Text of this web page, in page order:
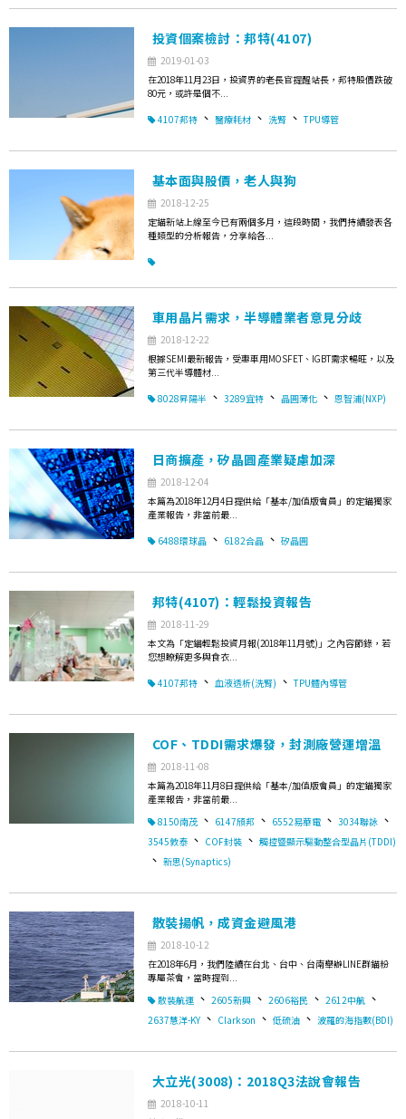
投資個案檢討：邦特(4107)
2019-01-03
在2018年11月23日，投資界的老長官提醒站長，邦特股價跌破
80元，或許是個不...
4107邦特 、 醫療耗材 、 洗腎 、 TPU導管
基本面與股價，老人與狗
2018-12-25
定錨新站上線至今已有兩個多月，這段時間，我們持續發表各
種類型的分析報告，分享給各...
車用晶片需求，半導體業者意見分歧
2018-12-22
根據SEMI最新報告，受惠車用MOSFET、IGBT需求暢旺，以及
第三代半導體材...
8028昇陽半 、 3289宜特 、 晶圓薄化 、 恩智浦(NXP)
日商擴產，矽晶圓產業疑慮加深
2018-12-04
本篇為2018年12月4日提供給「基本/加值版會員」的定錨獨家
產業報告，非當前最...
6488環球晶 、 6182合晶 、 矽晶圓
邦特(4107)：輕鬆投資報告
2018-11-29
本文為「定錨輕鬆投資月報(2018年11月號)」之內容節錄，若
您想瞭解更多與食衣...
4107邦特 、 血液透析(洗腎) 、 TPU體內導管
COF、TDDI需求爆發，封測廠營運增溫
2018-11-08
本篇為2018年11月8日提供給「基本/加值版會員」的定錨獨家
產業報告，非當前最...
8150南茂 、 6147頎邦 、 6552易華電 、 3034聯詠 、
3545敦泰 、 COF封裝 、 觸控暨顯示驅動整合型晶片(TDDI)
、 新思(Synaptics)
散裝揚帆，成資金避風港
2018-10-12
在2018年6月，我們陸續在台北、台中、台南舉辦LINE群錨粉
專屬茶會，當時提到...
散裝航運 、 2605新興 、 2606裕民 、 2612中航 、
2637慧洋-KY 、 Clarkson 、 低硫油 、 波羅的海指數(BDI)
大立光(3008)：2018Q3法說會報告
2018-10-11